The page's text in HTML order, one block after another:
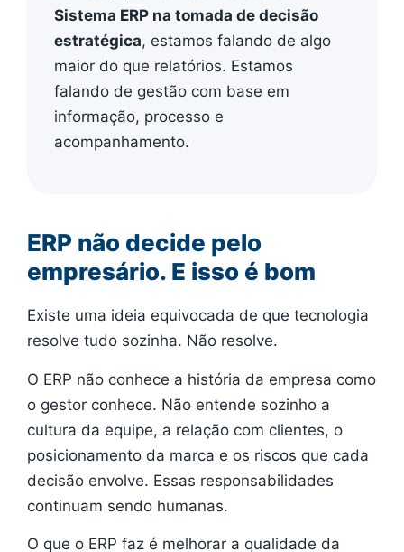
Sistema ERP na tomada de decisão
estratégica, estamos falando de algo
maior do que relatórios. Estamos
falando de gestão com base em
informação, processo e
acompanhamento.
ERP não decide pelo
empresário. E isso é bom
Existe uma ideia equivocada de que tecnologia
resolve tudo sozinha. Não resolve.
O ERP não conhece a história da empresa como
o gestor conhece. Não entende sozinho a
cultura da equipe, a relação com clientes, o
posicionamento da marca e os riscos que cada
decisão envolve. Essas responsabilidades
continuam sendo humanas.
O que o ERP faz é melhorar a qualidade da